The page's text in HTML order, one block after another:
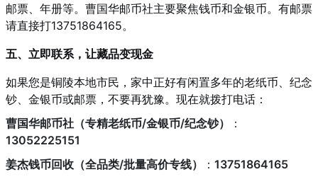
邮票、年册等。曹国华邮币社主要聚焦钱币和金银币。有邮票
请直接打13751864165。
五、立即联系，让藏品变现金
如果您是铜陵本地市民，家中正好有闲置多年的老纸币、纪念
钞、金银币或邮票，不要再犹豫。现在就拨打电话：
曹国华邮币社（专精老纸币/金银币/纪念钞）
：
13052225151
姜杰钱币回收（全品类/批量高价专线）
： 13751864165